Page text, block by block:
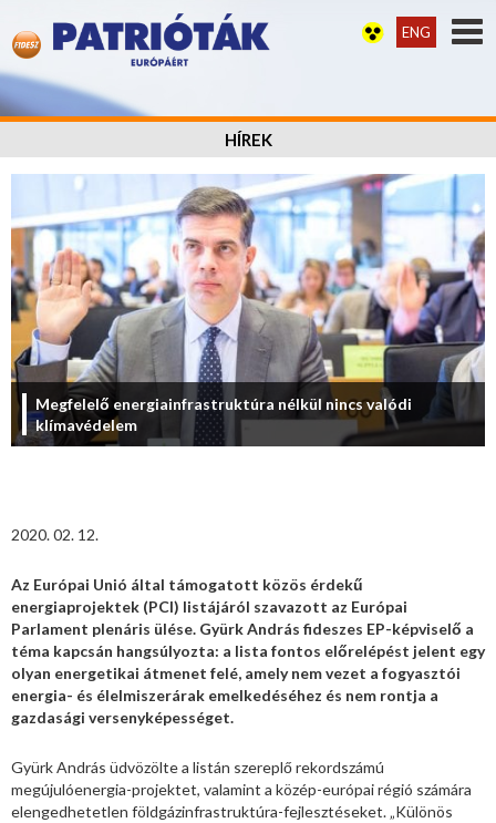
ENG
HÍREK
Megfelelő energiainfrastruktúra nélkül nincs valódi
klímavédelem
2020. 02. 12.
Az Európai Unió által támogatott közös érdekű
energiaprojektek (PCI) listájáról szavazott az Európai
Parlament plenáris ülése. Gyürk András fideszes EP-képviselő a
téma kapcsán hangsúlyozta: a lista fontos előrelépést jelent egy
olyan energetikai átmenet felé, amely nem vezet a fogyasztói
energia- és élelmiszerárak emelkedéséhez és nem rontja a
gazdasági versenyképességet.
Gyürk András üdvözölte a listán szereplő rekordszámú
megújulóenergia-projektet, valamint a közép-európai régió számára
elengedhetetlen földgázinfrastruktúra-fejlesztéseket. „Különös